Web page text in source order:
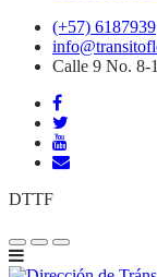
(+57) 6187939
Calle 9 No. 8-
DTTF